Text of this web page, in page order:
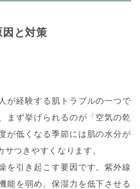
と対策
が経験する肌トラブルの一つで
まず挙げられるのが「空気の乾
が低くなる季節には肌の水分が
つきやすくなります。
を引き起こす要因です。紫外線
能を弱め、保湿力を低下させる